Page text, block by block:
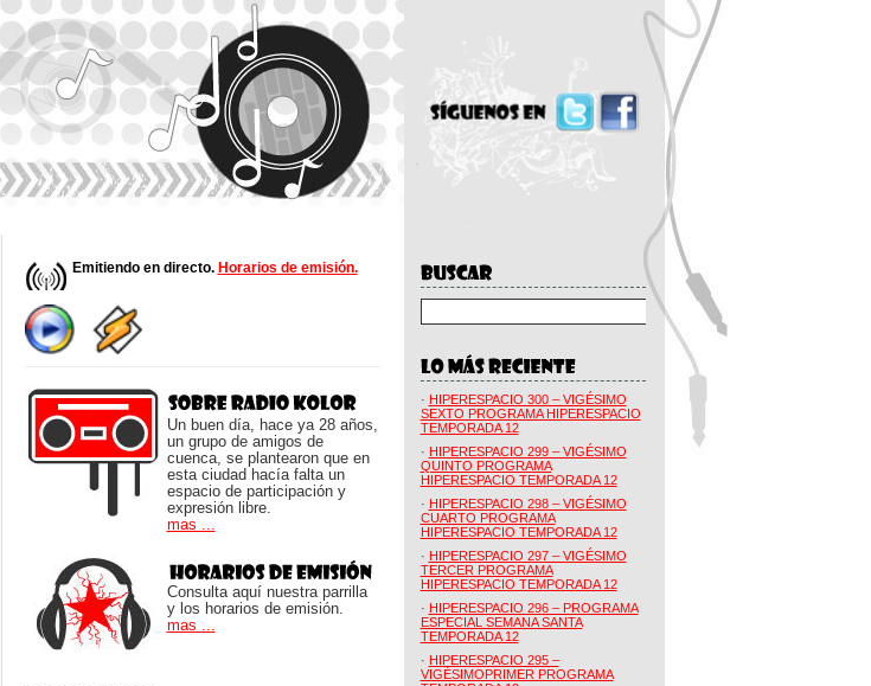
Emitiendo en directo. Horarios de emisión.
Un buen día, hace ya 28 años,
un grupo de amigos de
cuenca, se plantearon que en
esta ciudad hacía falta un
espacio de participación y
expresión libre.
mas ...
Consulta aquí nuestra parrilla
y los horarios de emisión.
mas ...
· HIPERESPACIO 300 – VIGÉSIMO
SEXTO PROGRAMA HIPERESPACIO
TEMPORADA 12
· HIPERESPACIO 299 – VIGÉSIMO
QUINTO PROGRAMA
HIPERESPACIO TEMPORADA 12
· HIPERESPACIO 298 – VIGÉSIMO
CUARTO PROGRAMA
HIPERESPACIO TEMPORADA 12
· HIPERESPACIO 297 – VIGÉSIMO
TERCER PROGRAMA
HIPERESPACIO TEMPORADA 12
· HIPERESPACIO 296 – PROGRAMA
ESPECIAL SEMANA SANTA
TEMPORADA 12
· HIPERESPACIO 295 –
VIGÉSIMOPRIMER PROGRAMA